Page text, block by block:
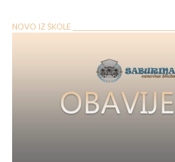
NOVO IZ ŠKOLE __________________________________